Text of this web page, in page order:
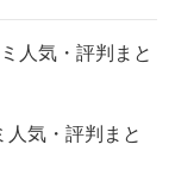
ルガリータ、コ
以上がレシピブ
います。そのた
世界中で愛され
ヴであり優雅
コアントロー
人気・評判まと
気・評判まと